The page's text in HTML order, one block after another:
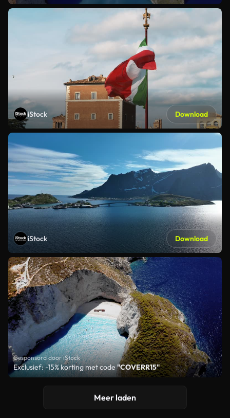
iStock Download
iStock Download
Gesponsord door iStock
Exclusief: -15% korting met code"COVERR15"
Meer laden